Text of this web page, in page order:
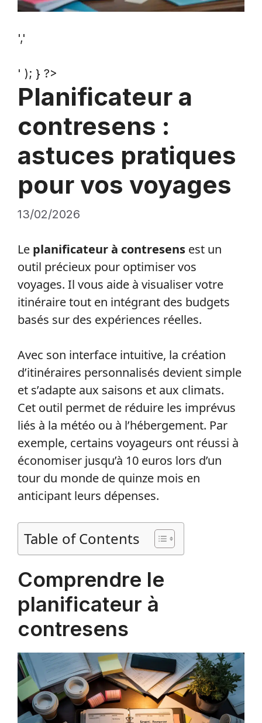
','
' ); } ?>
Planificateur a
contresens :
astuces pratiques
pour vos voyages
13/02/2026
Le planificateur à contresens est un
outil précieux pour optimiser vos
voyages. Il vous aide à visualiser votre
itinéraire tout en intégrant des budgets
basés sur des expériences réelles.
Avec son interface intuitive, la création
d’itinéraires personnalisés devient simple
et s’adapte aux saisons et aux climats.
Cet outil permet de réduire les imprévus
liés à la météo ou à l’hébergement. Par
exemple, certains voyageurs ont réussi à
économiser jusqu’à 10 euros lors d’un
tour du monde de quinze mois en
anticipant leurs dépenses.
Table of Contents
Comprendre le
planificateur à
contresens